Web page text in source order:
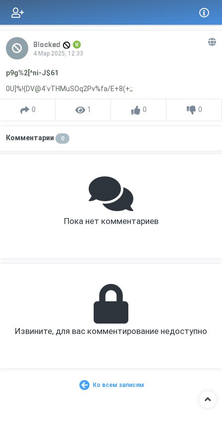
Blocked
4 Мар 2025, 12:33
p9g%2[^ni-J$61
0U]%!{DV@4`vTHMuSOq2Pv%fa/E+8(+;;
0 1 0 0
Комментарии 0
Пока нет комментариев
Извините, для вас комментирование недоступно
Ко всем записям